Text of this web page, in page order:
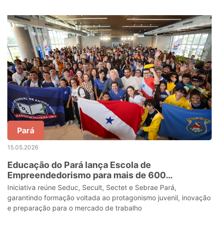
Pará
15.05.2026
Educação do Pará lança Escola de
Empreendedorismo para mais de 600
estudantes da rede pública na Grande Belém
Iniciativa reúne Seduc, Secult, Sectet e Sebrae Pará,
garantindo formação voltada ao protagonismo juvenil, inovação
e preparação para o mercado de trabalho